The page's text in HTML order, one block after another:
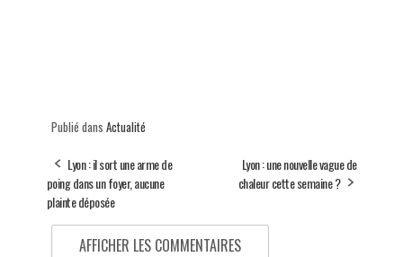
Publié dans Actualité
Lyon : il sort une arme de
poing dans un foyer, aucune
plainte déposée
Lyon : une nouvelle vague de
chaleur cette semaine ?
AFFICHER LES COMMENTAIRES